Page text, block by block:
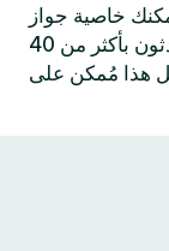
خاصية جواز
السفر من زيارة أكثر من 190 دولة يتحدثون بأكثر من 40